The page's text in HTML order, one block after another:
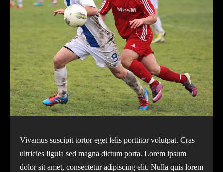
Vivamus suscipit tortor eget felis porttitor volutpat. Cras
ultricies ligula sed magna dictum porta. Lorem ipsum
dolor sit amet, consectetur adipiscing elit. Nulla quis lorem